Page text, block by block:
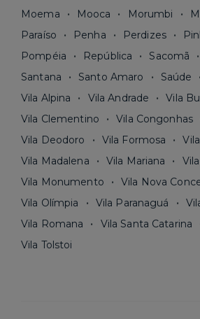
Moema
Mooca Morumbi
Paraíso
Penha Perdizes
Pompéia
República Sacomã
Santana
Santo Amaro Saúde
Vila Alpina
Vila Andrade
Vila
Vila Clementino
Vila Congonhas
Vila Deodoro
Vila Formosa
Vila Madalena
Vila Mariana
Vila Monumento
Vila Nova
Vila Olímpia
Vila Paranaguá
Vila Romana
Vila Santa Catarina
Vila Tolstoi